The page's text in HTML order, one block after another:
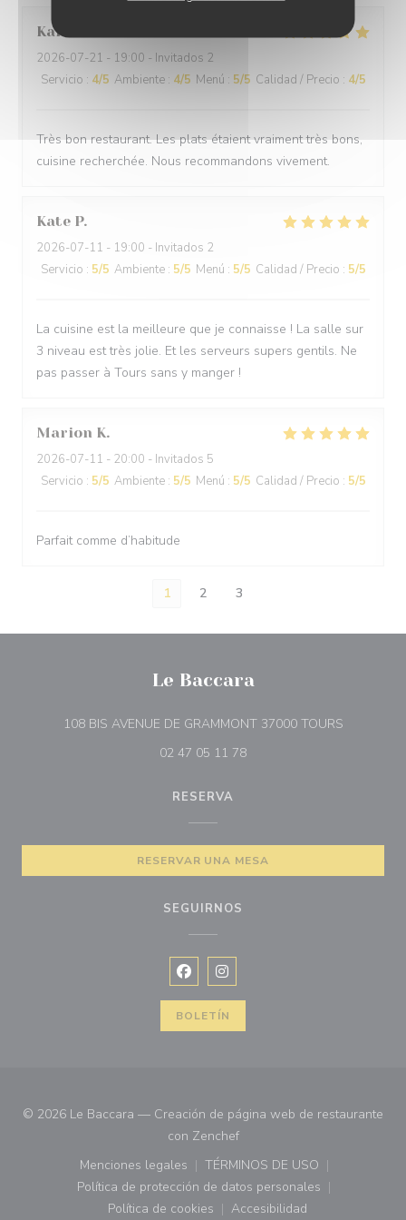
Karine
2026-07-21 - 19:00 - Invitados 2
Servicio : 4/5 Ambiente : 4/5 Menú : 5/5 Calidad / Precio : 4/5
Très bon restaurant. Les plats étaient vraiment très bons,
cuisine recherchée. Nous recommandons vivement.
Kate P
2026-07-11 - 19:00 - Invitados 2
Servicio : 5/5 Ambiente : 5/5 Menú : 5/5 Calidad / Precio : 5/5
La cuisine est la meilleure que je connaisse ! La salle sur
3 niveau est très jolie. Et les serveurs supers gentils. Ne
pas passer à Tours sans y manger !
Marion K
2026-07-11 - 20:00 - Invitados 5
Servicio : 5/5 Ambiente : 5/5 Menú : 5/5 Calidad / Precio : 5/5
Parfait comme d’habitude
1 2 3
Le Baccara
108 BIS AVENUE DE GRAMMONT 37000 TOURS((abre en
02 47 05 11 78
RESERVA
RESERVAR UNA MESA
SEGUIRNOS
Facebook ((abre en una nueva
Instagram ((abre en una
BOLETÍN
© 2026 Le Baccara — Creación de página web de restaurante
con Zenchef((abre en una nueva
Menciones legales
((abre en una nueva ventana))
TÉRMINOS DE USO
((abre en una nueva
Política de protección de datos personales
((abre en una nueva ventana))
Política de cookies Accesibilidad